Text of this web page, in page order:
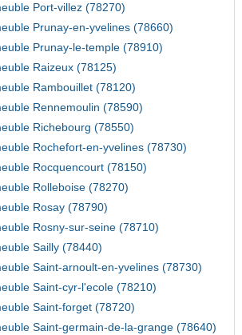
Port-villez (78270)
Prunay-en-yvelines (78660)
Prunay-le-temple (78910)
Raizeux (78125)
Rambouillet (78120)
Rennemoulin (78590)
Richebourg (78550)
Rochefort-en-yvelines (78730)
Rocquencourt (78150)
Rolleboise (78270)
Rosay (78790)
Rosny-sur-seine (78710)
Sailly (78440)
Saint-arnoult-en-yvelines (78730)
Saint-cyr-l'ecole (78210)
Saint-forget (78720)
Saint-germain-de-la-grange (78640)